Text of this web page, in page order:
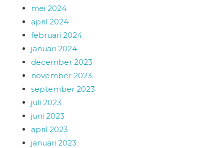
mei 2024
april 2024
februari 2024
januari 2024
december 2023
november 2023
september 2023
juli 2023
juni 2023
april 2023
januari 2023